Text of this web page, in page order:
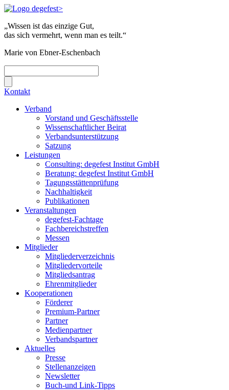
„Wissen ist das einzige Gut,
das sich vermehrt, wenn man es teilt.“
Marie von Ebner-Eschenbach
Kontakt
Verband
Vorstand und Geschäftsstelle
Wissenschaftlicher Beirat
Verbandsunterstützung
Satzung
Leistungen
Consulting: degefest Institut GmbH
Beratung: degefest Institut GmbH
Tagungsstättenprüfung
Nachhaltigkeit
Publikationen
Veranstaltungen
degefest-Fachtage
Fachbereichstreffen
Messen
Mitglieder
Mitgliederverzeichnis
Mitgliedervorteile
Mitgliedsantrag
Ehrenmitglieder
Kooperationen
Förderer
Premium-Partner
Partner
Medienpartner
Verbandspartner
Aktuelles
Presse
Stellenanzeigen
Newsletter
Buch-und Link-Tipps